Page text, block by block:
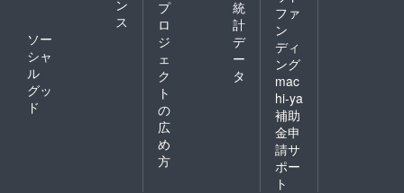
ン
ス
ソー
シャ
ル
グッ
ド
プ
ロ
ジ
ェ
ク
ト
の
広
め
方
統
計
デ
ー
タ
ファ
ン
ディ
ング
mac
hi-ya
補助
金申
請サ
ポー
ト